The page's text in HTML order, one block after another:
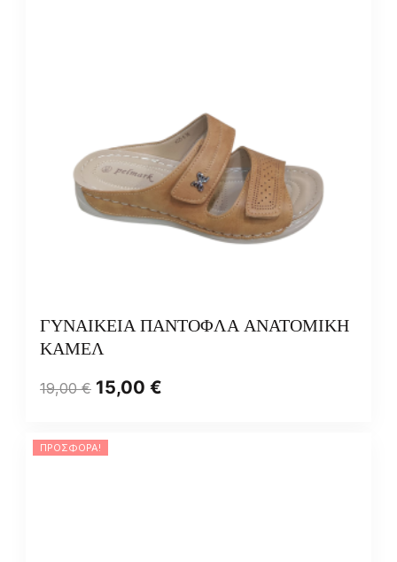
ΓΥΝΑΙΚΕΙΑ ΠΑΝΤΟΦΛΑ ΑΝΑΤΟΜΙΚΗ
ΚΑΜΕΛ
19,00€ 15,00 €
ΠΡΟΣΦΟΡΆ!